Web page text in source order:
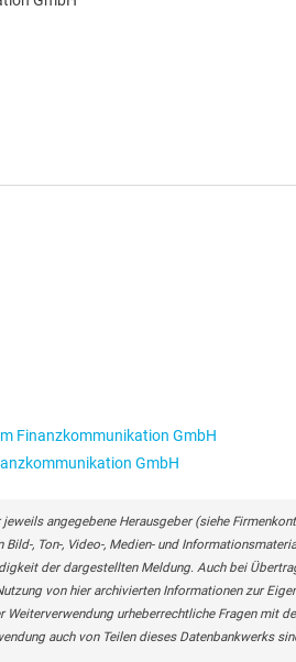
Finanzkommunikation GmbH
GmbH
angegebene Herausgeber (siehe
, Ton-, Video-, Medien- und
der dargestellten Meldung. Auch bei
von hier archivierten Informationen zur
urheberrechtliche Fragen mit
auch von Teilen dieses Datenbankwerks